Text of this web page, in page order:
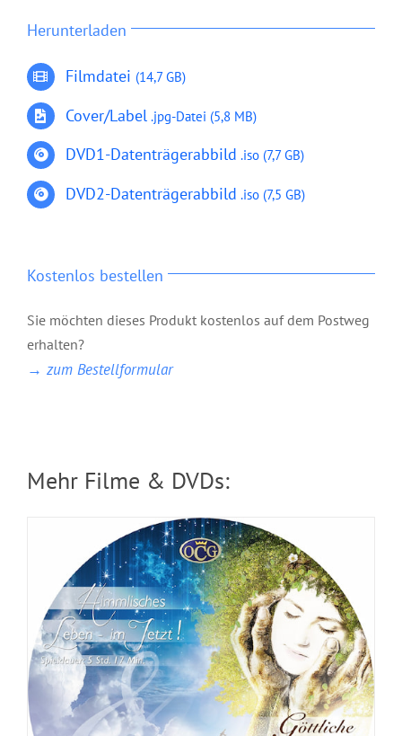
Herunterladen
Filmdatei (14,7 GB)
Cover/Label .jpg-Datei (5,8 MB)
DVD1-Datenträgerabbild .iso (7,7 GB)
DVD2-Datenträgerabbild .iso (7,5 GB)
Kostenlos bestellen
Sie möchten dieses Produkt kostenlos auf dem Postweg
erhalten?
→ zum Bestellformular
Mehr Filme & DVDs:
DVD: 2 Evangelisationstreffen –
Himmlisches Leben und Göttliche
Fundamente
DVD: 3 Evangelisationstreffen